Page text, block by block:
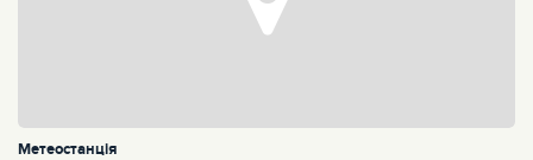
Метеостанція